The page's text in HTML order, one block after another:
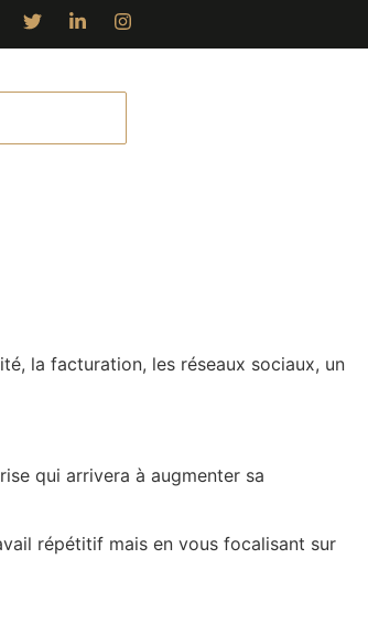
la facturation, les réseaux sociaux, un
qui arrivera à augmenter sa
répétitif mais en vous focalisant sur